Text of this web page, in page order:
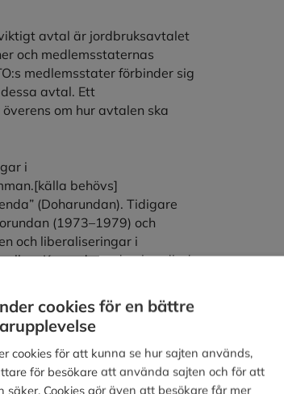
avtal är jordbruksavtalet
och medlemsstaternas
medlemsstater förbinder sig
avtal. Ett
om hur avtalen ska
i
behövs]
(Doharundan). Tidigare
(1973–1979) och
och liberaliseringar i
Kennedyrundan handlade
behandlades
cookies för en bättre
cookies för att kunna se hur sajten används,
för besökare att använda sajten och för att
säker. Cookies gör även att besökare får mer